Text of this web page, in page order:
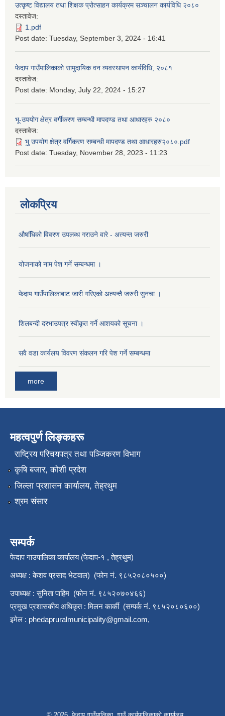
उत्कृष्ट विद्यालय तथा शिक्षक प्रोत्साहन कार्यक्रम सञ्चालन कार्यविधि २०८०
दस्तावेज:
1.pdf
Post date: Tuesday, September 3, 2024 - 16:41
फेदाप गाउँपालिकाको सामुदायिक वन व्यवस्थापन कार्यविधि, २०८१
दस्तावेज:
Post date: Monday, July 22, 2024 - 15:27
भू-उपयोग क्षेत्र वर्गीकरण सम्बन्धी मापदण्ड तथा आधारहरु २०८०
दस्तावेज:
भु॒ उपयोग क्षेत्र वर्गिकरण सम्बन्धी मापदण्ड तथा आधारहरु२०८०.pdf
Post date: Tuesday, November 28, 2023 - 11:23
लोकप्रिय
औषधििको विवरण उपलव्ध गराउने वारे - अत्यन्त जरुरी
योजनाको नाम पेश गर्ने सम्बन्धमा ।
फेदाप गाउँपालिकाबाट जारी गरिएको अत्यन्तै जरुरी सुनचा ।
शिलबन्दी दरभाउपत्र स्वीकृत गर्ने आशयको सूचना ।
सवै वडा कार्यलय विवरण संकलन गरि पेश गर्ने सम्बन्धमा
more
महत्वपुर्ण लिङ्कहरू
राष्‍ट्रिय परिचयपत्र तथा पञ्जिकरण विभाग
कृषि बजार, कोशी प्रदेश
जिल्ला प्रशासन कार्यालय, तेह्रथुम
श्रम संसार
सम्पर्क
फेदाप गाउपालिका कार्यालय (फेदाप-१ , तेह्रथुम)
अध्यक्ष : केशव प्रसाद भेटवाल) (फोन नं. ९८५२०८०५००)
उपाध्यक्ष : सुनिता पाहिम (फोन नं. ९८५२०७०४६६)
प्रमुख प्रशासकीय अधिकृत : मिलन कार्की (सम्पर्क नं. ९८५२०८०६००)
इमेल : phedapruralmunicipality@gmail.com,